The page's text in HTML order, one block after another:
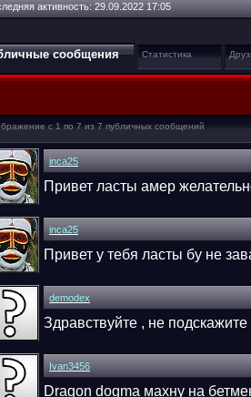
активность: 29.09.2022 17:05
сообщения Статистика
с 1 по 7 из 7 публичных сообщений
inca25
Привет ласты амер
inca25
Привет у тебя ласты бу не
demodex
Здравствуйте , не
Ivan3456
Dragon dogma махну на